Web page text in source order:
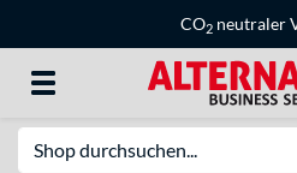
CO2 neutraler